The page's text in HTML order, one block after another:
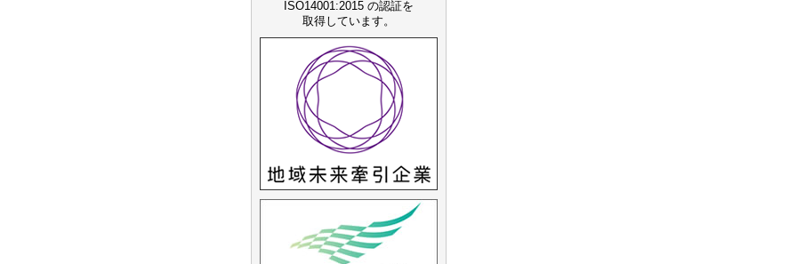
ISO14001:2015 の認証を
取得しています。